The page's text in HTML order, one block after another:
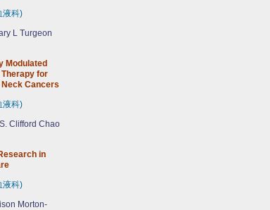
液科)
L Turgeon
Modulated
Therapy for
Neck Cancers
液科)
Clifford Chao
in
液科)
Morton-